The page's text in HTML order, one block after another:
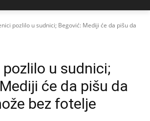
pozlilo u sudnici; Begović: Mediji će da pišu da
u sudnici;
će da pišu da
bez fotelje